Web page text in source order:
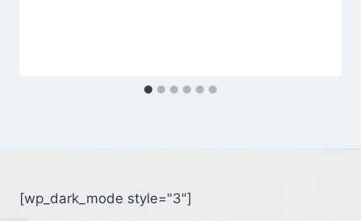
[wp_dark_mode style="3"]